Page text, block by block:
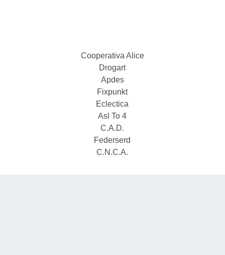
Cooperativa Alice
Drogart
Apdes
Fixpunkt
Eclectica
Asl To 4
C.A.D.
Federserd
C.N.C.A.